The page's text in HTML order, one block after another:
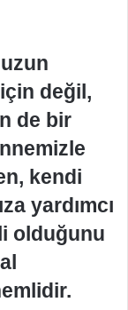
değil,
de bir
kendi
yardımcı
olduğunu